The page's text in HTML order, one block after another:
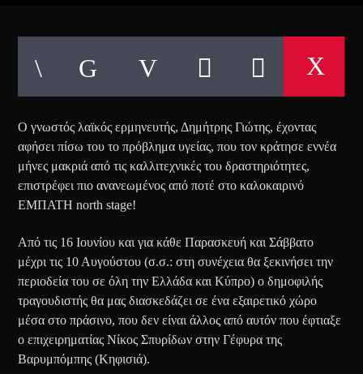
Ο γνωστός λαϊκός ερμηνευτής, Δημήτρης Γιώτης, έχοντας
αφήσει πίσω του το πρόβλημα υγείας, που τον κράτησε εννέα
μήνες μακριά από τις καλλιτεχνικές του δραστηριότητες,
επιστρέφει πιο ανανεωμένος από ποτέ στο καλοκαιρινό
ΕΜΠΑΤΗ north stage!
Από τις 16 Ιουνίου και για κάθε Παρασκευή και Σάββατο
μέχρι τις 10 Αυγούστου (σ.σ.: στη συνέχεια θα ξεκινήσει την
περιοδεία του σε όλη την Ελλάδα και Κύπρο) ο δημοφιλής
τραγουδιστής θα μας διασκεδάζει σε ένα εξαιρετικό χώρο
μέσα στο πράσινο, που δεν είναι άλλος από αυτόν που έφτιαξε
ο επιχειρηματίας Νίκος Σπυρίδων στην Γέφυρα της
Βαρυμπόμπης (Κηφισιά).